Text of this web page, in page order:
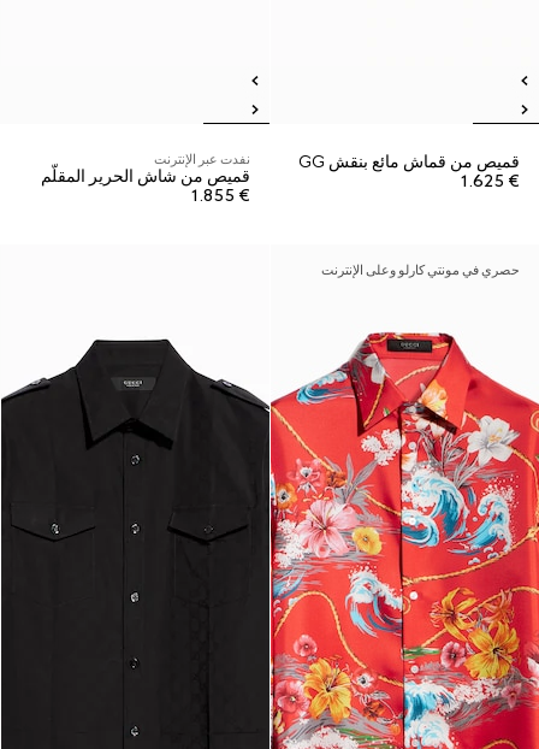
قميص من قماش مائع بنقش GG
€ 1.625
نفدت عبر الإنترنت
قميص من شاش الحرير المقلّم
€ 1.855
حصري في مونتي كارلو وعلى الإنترنت